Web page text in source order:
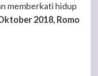
memberkati hidup
2018, Romo